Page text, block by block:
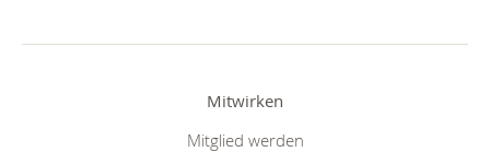
Mitwirken
Mitglied werden